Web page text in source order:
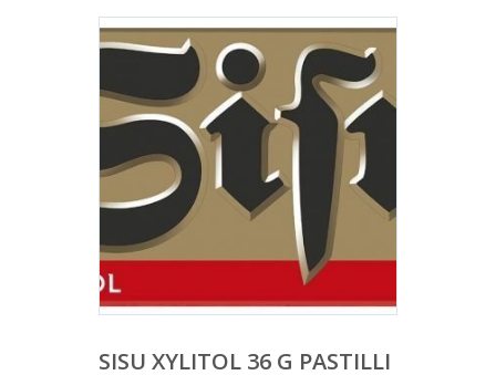
SISU XYLITOL 36 G PASTILLI